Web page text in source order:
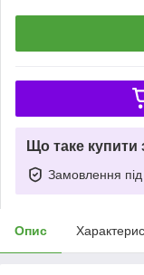
Що таке купити
Замовлення
Опис